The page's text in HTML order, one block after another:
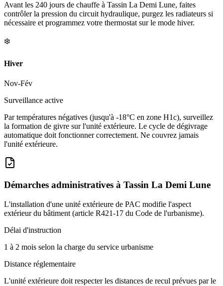
Avant les 240 jours de chauffe à Tassin La Demi Lune, faites
contrôler la pression du circuit hydraulique, purgez les radiateurs si
nécessaire et programmez votre thermostat sur le mode hiver.
❄️
Hiver
Nov-Fév
Surveillance active
Par températures négatives (jusqu'à -18°C en zone H1c), surveillez
la formation de givre sur l'unité extérieure. Le cycle de dégivrage
automatique doit fonctionner correctement. Ne couvrez jamais
l'unité extérieure.
Démarches administratives à Tassin La Demi Lune
L'installation d'une unité extérieure de PAC modifie l'aspect
extérieur du bâtiment (article R421-17 du Code de l'urbanisme).
Délai d'instruction
1 à 2 mois selon la charge du service urbanisme
Distance réglementaire
L'unité extérieure doit respecter les distances de recul prévues par le